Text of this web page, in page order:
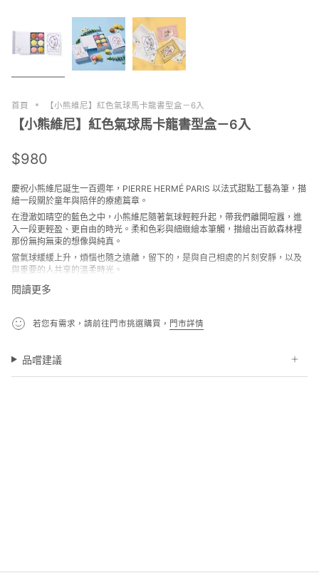
首頁 【小熊維尼】紅色氣球馬卡龍書型盒－6入
【小熊維尼】紅色氣球馬卡龍書型盒－6入
$980
慶祝小熊維尼誕生一百週年，PIERRE HERMÉ PARIS 以法式甜點工藝為筆，描
繪一段關於童年與陪伴的療癒篇章。
在澄澈如晴空的藍色之中，小熊維尼隨著氣球輕輕升起，帶我們離開喧囂，進
入一段更輕盈、更自由的時光。柔和色彩與細緻繪本筆觸，描繪出百畝森林裡
那份無拘無束的想像與純真。
當氣球緩緩上升，煩惱也隨之遠離，留下的，是與自己相處的片刻安靜，以及
與重要的人共享的溫柔時光。
此款禮盒僅於實體門市專屬販售，自 4 月 17 日起正式發售。
閱讀更多
若您有需求，請前往門市挑選購買， 門市詳情
品嚐建議